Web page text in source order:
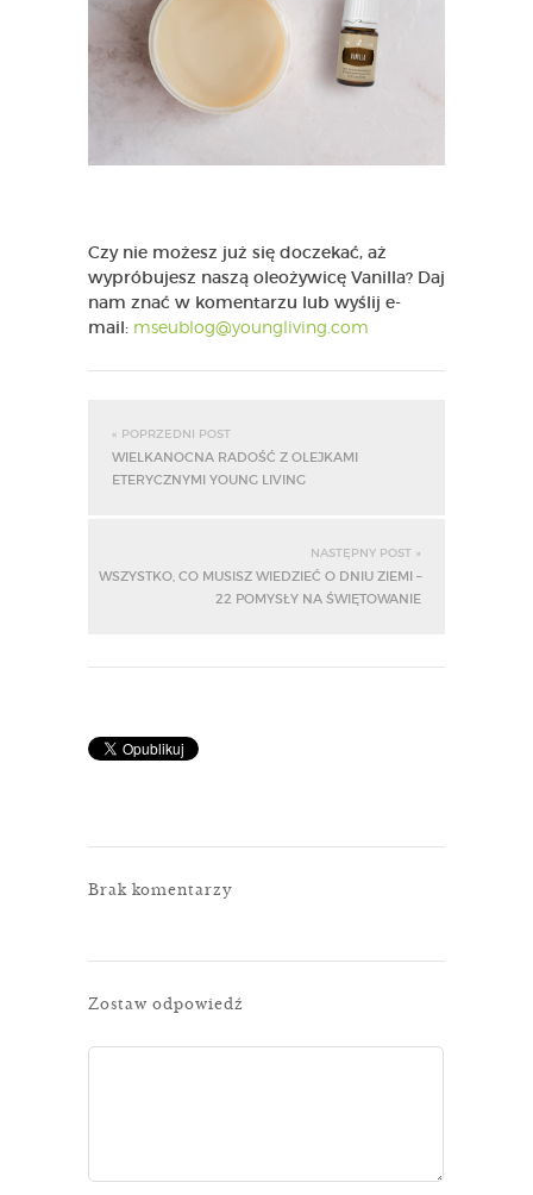
Czy nie możesz już się doczekać, aż
wypróbujesz naszą oleożywicę Vanilla? Daj
nam znać w komentarzu lub wyślij e-
mail: mseublog@youngliving.com
« POPRZEDNI POST
WIELKANOCNA RADOŚĆ Z OLEJKAMI
ETERYCZNYMI YOUNG LIVING
NASTĘPNY POST »
WSZYSTKO, CO MUSISZ WIEDZIEĆ O DNIU ZIEMI –
22 POMYSŁY NA ŚWIĘTOWANIE
Brak komentarzy
Zostaw odpowiedź